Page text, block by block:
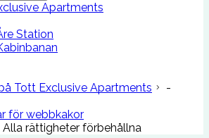
Apartments
Station
Tott Exclusive Apartments
-
för webbkakor
Alla rättigheter förbehållna